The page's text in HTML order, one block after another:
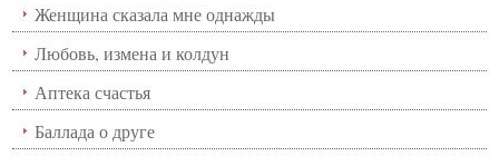
Женщина сказала мне однажды
Любовь, измена и колдун
Аптека счастья
Баллада о друге